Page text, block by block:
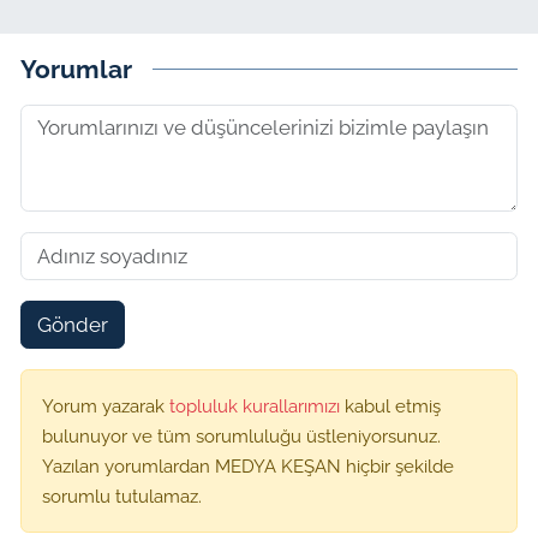
Yorumlar
Gönder
Yorum yazarak topluluk kurallarımızı kabul etmiş
bulunuyor ve tüm sorumluluğu üstleniyorsunuz.
Yazılan yorumlardan MEDYA KEŞAN hiçbir şekilde
sorumlu tutulamaz.